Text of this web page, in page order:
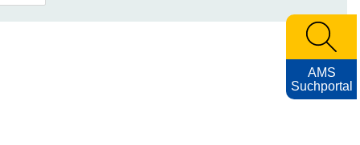
AMS
Suchportal